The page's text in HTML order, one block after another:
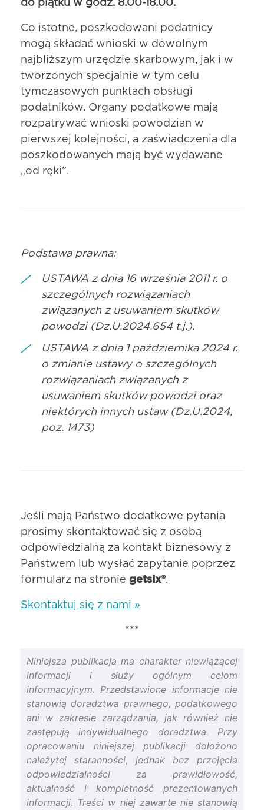
do piątku w godz. 8.00-18.00.
Co istotne, poszkodowani podatnicy
mogą składać wnioski w dowolnym
najbliższym urzędzie skarbowym, jak i w
tworzonych specjalnie w tym celu
tymczasowych punktach obsługi
podatników. Organy podatkowe mają
rozpatrywać wnioski powodzian w
pierwszej kolejności, a zaświadczenia dla
poszkodowanych mają być wydawane
„od ręki”.
Podstawa prawna:
USTAWA z dnia 16 września 2011 r. o
szczególnych rozwiązaniach
związanych z usuwaniem skutków
powodzi (Dz.U.2024.654 t.j.).
USTAWA z dnia 1 października 2024 r.
o zmianie ustawy o szczególnych
rozwiązaniach związanych z
usuwaniem skutków powodzi oraz
niektórych innych ustaw (Dz.U.2024,
poz. 1473)
Jeśli mają Państwo dodatkowe pytania
prosimy skontaktować się z osobą
odpowiedzialną za kontakt biznesowy z
Państwem lub wysłać zapytanie poprzez
formularz na stronie getsix®.
Skontaktuj się z nami »
***
Niniejsza publikacja ma charakter niewiążącej
informacji i służy ogólnym celom
informacyjnym. Przedstawione informacje nie
stanowią doradztwa prawnego, podatkowego
ani w zakresie zarządzania, jak również nie
zastępują indywidualnego doradztwa. Przy
opracowaniu niniejszej publikacji dołożono
należytej staranności, jednak bez przejęcia
odpowiedzialności za prawidłowość,
aktualność i kompletność prezentowanych
informacji. Treści w niej zawarte nie stanowią